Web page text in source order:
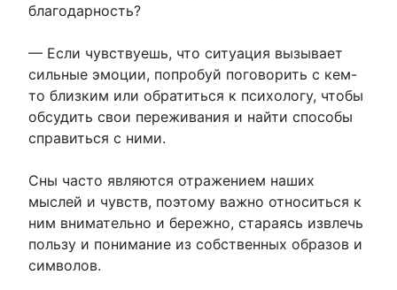
благодарность?
— Если чувствуешь, что ситуация вызывает
сильные эмоции, попробуй поговорить с кем-
то близким или обратиться к психологу, чтобы
обсудить свои переживания и найти способы
справиться с ними.
Сны часто являются отражением наших
мыслей и чувств, поэтому важно относиться к
ним внимательно и бережно, стараясь извлечь
пользу и понимание из собственных образов и
символов.